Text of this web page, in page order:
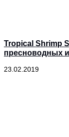
Tropical Shrimp
пресноводных
23.02.2019